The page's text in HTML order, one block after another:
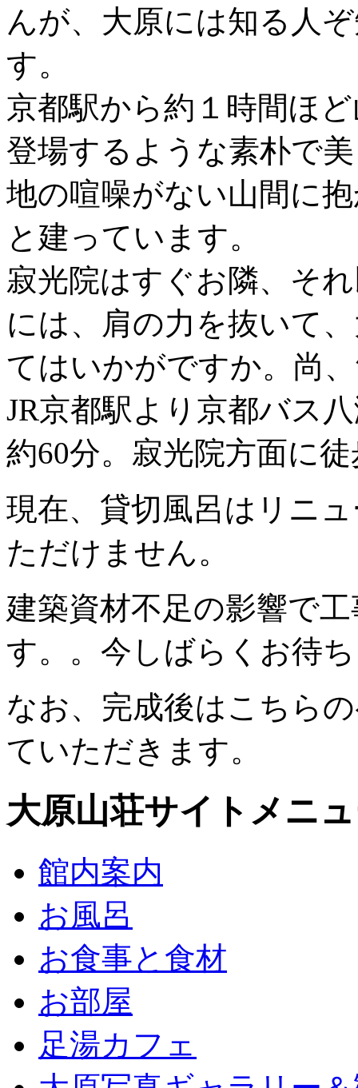
んが、大原には知る人
す。
京都駅から約１時間ほ
登場するような素朴で
地の喧噪がない山間に
と建っています。
寂光院はすぐお隣、そ
には、肩の力を抜いて
てはいかがですか。尚
JR京都駅より京都バス
約60分。寂光院方面に
現在、貸切風呂はリニ
ただけません。
建築資材不足の影響で
す。。今しばらくお待
なお、完成後はこちら
ていただきます。
大原山荘サイトメニ
館内案内
お風呂
お食事と食材
お部屋
足湯カフェ